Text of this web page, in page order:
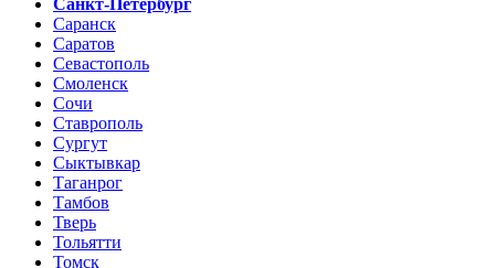
Санкт-Петербург
Саранск
Саратов
Севастополь
Смоленск
Сочи
Ставрополь
Сургут
Сыктывкар
Таганрог
Тамбов
Тверь
Тольятти
Томск